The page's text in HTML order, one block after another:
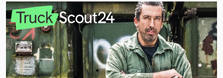
Liebherr L 506 Compact
Liebherr L 538
Liebherr L1-24
Liebherr Ltc 1050-3.1